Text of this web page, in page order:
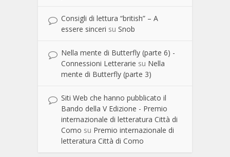
Consigli di lettura “british” – A
essere sinceri su Snob
Nella mente di Butterfly (parte 6) -
Connessioni Letterarie su Nella
mente di Butterfly (parte 3)
Siti Web che hanno pubblicato il
Bando della V Edizione - Premio
internazionale di letteratura Città di
Como su Premio internazionale di
letteratura Città di Como